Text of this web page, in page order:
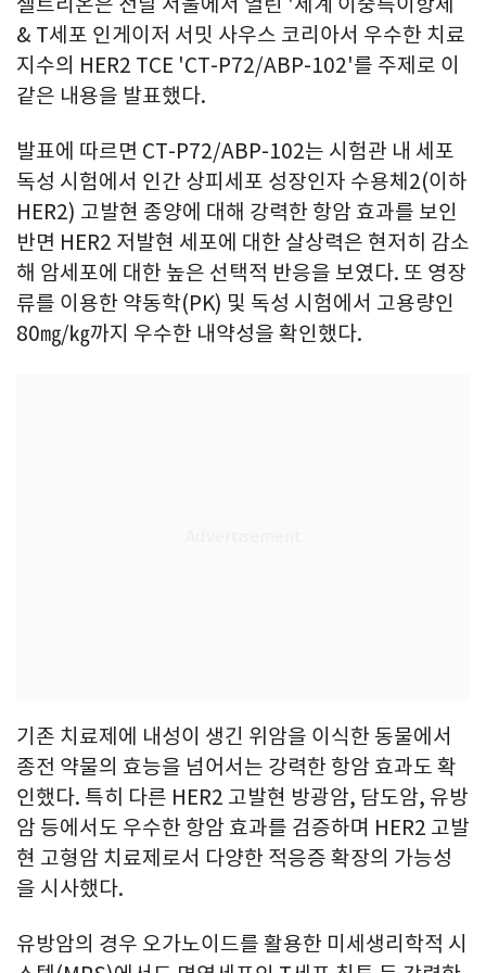
& T세포 인게이저 서밋 사우스 코리아서 우수한 치료
지수의 HER2 TCE 'CT-P72/ABP-102'를 주제로 이
같은 내용을 발표했다.
발표에 따르면 CT-P72/ABP-102는 시험관 내 세포
독성 시험에서 인간 상피세포 성장인자 수용체2(이하
HER2) 고발현 종양에 대해 강력한 항암 효과를 보인
반면 HER2 저발현 세포에 대한 살상력은 현저히 감소
해 암세포에 대한 높은 선택적 반응을 보였다. 또 영장
류를 이용한 약동학(PK) 및 독성 시험에서 고용량인
80㎎/㎏까지 우수한 내약성을 확인했다.
기존 치료제에 내성이 생긴 위암을 이식한 동물에서
종전 약물의 효능을 넘어서는 강력한 항암 효과도 확
인했다. 특히 다른 HER2 고발현 방광암, 담도암, 유방
암 등에서도 우수한 항암 효과를 검증하며 HER2 고발
현 고형암 치료제로서 다양한 적응증 확장의 가능성
을 시사했다.
유방암의 경우 오가노이드를 활용한 미세생리학적 시